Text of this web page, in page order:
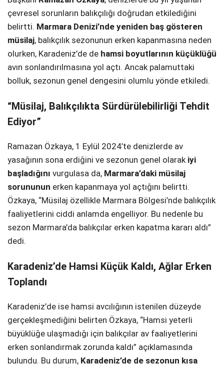
WhatsApp İhbar
Hattı
Instagram
Youtube
METEOROLOJI
SERVISLER
çevresel sorunların balıkçılığı doğrudan etkilediğini
belirtti. Marmara Denizi’nde yeniden baş gösteren
müsilaj, balıkçılık sezonunun erken kapanmasına neden
olurken, Karadeniz’de de hamsi boyutlarının küçüklüğü
avın sonlandırılmasına yol açtı. Ancak palamuttaki
bolluk, sezonun genel dengesini olumlu yönde etkiledi.
“Müsilaj, Balıkçılıkta Sürdürülebilirliği Tehdit
Ediyor”
Ramazan Özkaya, 1 Eylül 2024’te denizlerde av
yasağının sona erdiğini ve sezonun genel olarak iyi
başladığını vurgulasa da, Marmara’daki müsilaj
sorununun erken kapanmaya yol açtığını belirtti.
Özkaya, “Müsilaj özellikle Marmara Bölgesi’nde balıkçılık
faaliyetlerini ciddi anlamda engelliyor. Bu nedenle bu
sezon Marmara’da balıkçılar erken kapatma kararı aldı”
dedi.
Karadeniz’de Hamsi Küçük Kaldı, Ağlar Erken
Toplandı
Karadeniz’de ise hamsi avcılığının istenilen düzeyde
gerçekleşmediğini belirten Özkaya, “Hamsi yeterli
büyüklüğe ulaşmadığı için balıkçılar av faaliyetlerini
erken sonlandırmak zorunda kaldı” açıklamasında
bulundu. Bu durum, Karadeniz’de de sezonun kısa